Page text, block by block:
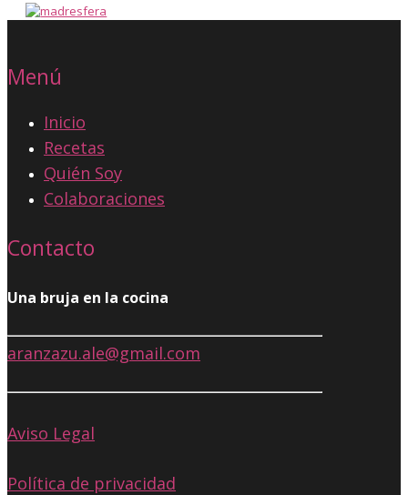
Menú
Inicio
Recetas
Quién Soy
Colaboraciones
Contacto
Una bruja en la cocina
aranzazu.ale@gmail.com
Aviso Legal
Política de privacidad